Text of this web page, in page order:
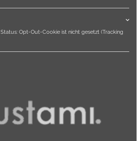
Status: Opt-Out-Cookie ist nicht gesetzt (Tracking